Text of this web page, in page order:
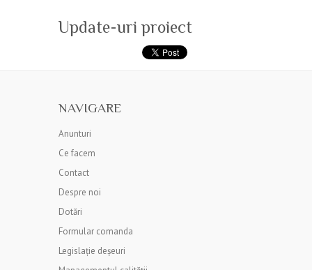
Update-uri proiect
NAVIGARE
Anunturi
Ce facem
Contact
Despre noi
Dotări
Formular comanda
Legislație deșeuri